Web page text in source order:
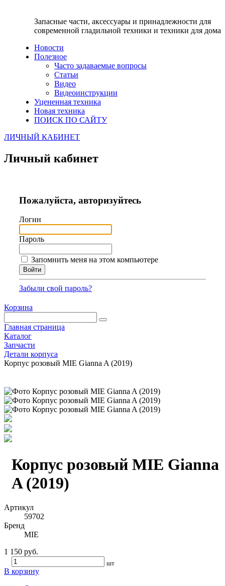
Запасные части, аксессуары и принадлежности для
современной гладильной техники и техники для дома
Новости
Полезное
Часто задаваемые вопросы
Статьи
Видео
Видеоинструкции
Уцененная техника
Новая техника
ПОИСК ПО САЙТУ
ЛИЧНЫЙ КАБИНЕТ
Личный кабинет
Пожалуйста, авторизуйтесь
Логин
Пароль
Запомнить меня на этом компьютере
Забыли свой пароль?
Корзина
Главная страница
Каталог
Запчасти
Детали корпуса
Корпус розовый MIE Gianna A (2019)
Корпус розовый MIE Gianna
A (2019)
Артикул
59702
Бренд
MIE
1 150 руб.
шт
В корзину